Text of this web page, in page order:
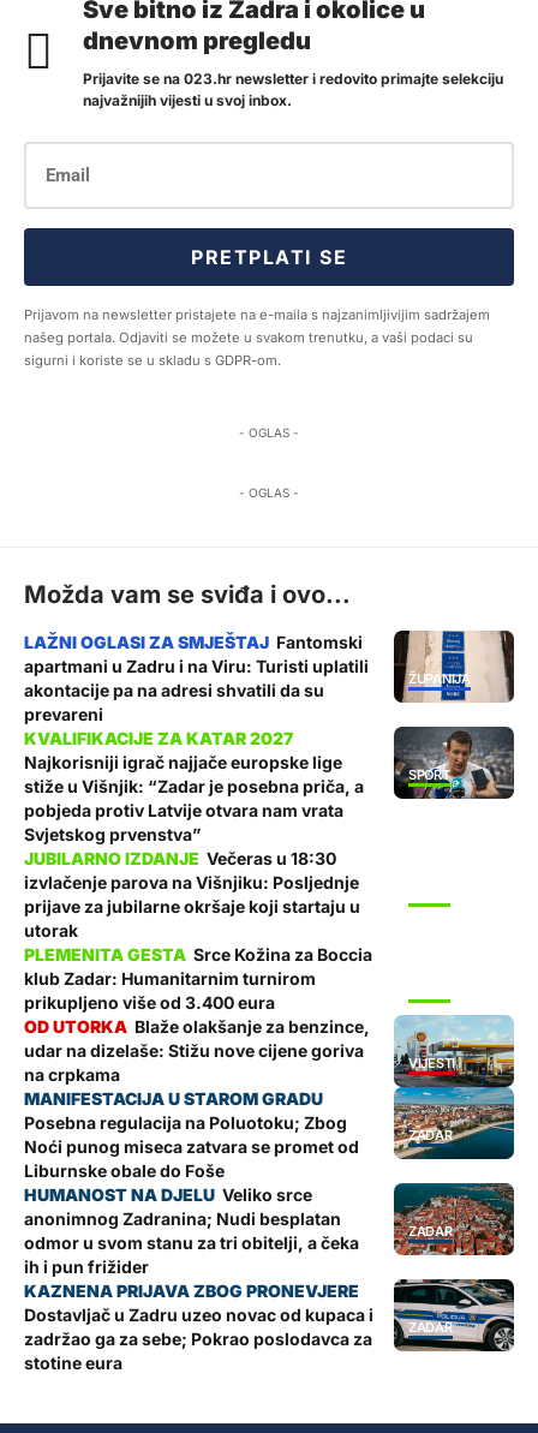
Sve bitno iz Zadra i okolice u
dnevnom pregledu
Prijavite se na 023.hr newsletter i redovito primajte selekciju
najvažnijih vijesti u svoj inbox.
PRETPLATI SE
Prijavom na newsletter pristajete na e-maila s najzanimljivijim sadržajem
našeg portala. Odjaviti se možete u svakom trenutku, a vaši podaci su
sigurni i koriste se u skladu s GDPR-om.
- OGLAS -
- OGLAS -
Možda vam se sviđa i ovo...
ŽUPANIJA
Fantomski
apartmani u Zadru i na Viru: Turisti uplatili
akontacije pa na adresi shvatili da su
prevareni
SPORT
Najkorisniji igrač najjače europske lige
stiže u Višnjik: “Zadar je posebna priča, a
pobjeda protiv Latvije otvara nam vrata
Svjetskog prvenstva”
Večeras u 18:30
izvlačenje parova na Višnjiku: Posljednje
prijave za jubilarne okršaje koji startaju u
utorak
Srce Kožina za Boccia
klub Zadar: Humanitarnim turnirom
prikupljeno više od 3.400 eura
VIJESTI
Blaže olakšanje za benzince,
udar na dizelaše: Stižu nove cijene goriva
na crpkama
ZADAR
Posebna regulacija na Poluotoku; Zbog
Noći punog miseca zatvara se promet od
Liburnske obale do Foše
ZADAR
Veliko srce
anonimnog Zadranina; Nudi besplatan
odmor u svom stanu za tri obitelji, a čeka
ih i pun frižider
ZADAR
Dostavljač u Zadru uzeo novac od kupaca i
zadržao ga za sebe; Pokrao poslodavca za
stotine eura